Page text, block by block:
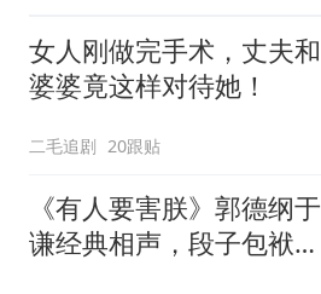
女人刚做完手术，丈夫和
婆婆竟这样对待她！
二毛追剧 20跟贴
《有人要害朕》郭德纲于
谦经典相声，段子包袱满